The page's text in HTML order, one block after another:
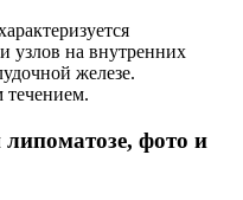
узлов на внутренних
железе.
течением.
фото и